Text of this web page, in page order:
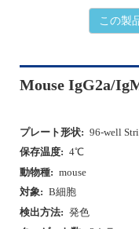
この製
Mouse IgG2a/
プレート形状: 96-well
保存温度: 4℃
動物種: mouse
対象: B細胞
検出方法: 発色